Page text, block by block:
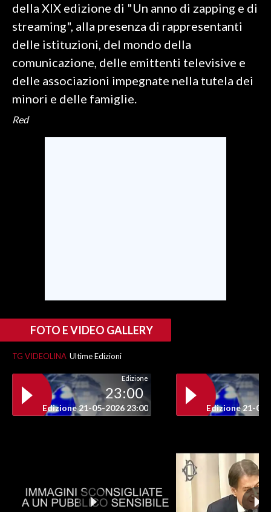
della XIX edizione di "Un anno di zapping e di
streaming", alla presenza di rappresentanti
delle istituzioni, del mondo della
comunicazione, delle emittenti televisive e
delle associazioni impegnate nella tutela dei
minori e delle famiglie.
Red
FOTO E VIDEO GALLERY
TG VIDEOLINA Ultime Edizioni
Edizione
23:00
Edizione 21-05-2026 23:00 Edizione 21-05-